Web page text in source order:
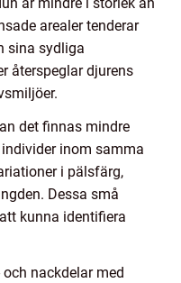
arealer tenderar
sina sydliga
återspeglar djurens
det finnas mindre
inom samma
i pälsfärg,
Dessa små
kunna identifiera
nackdelar med